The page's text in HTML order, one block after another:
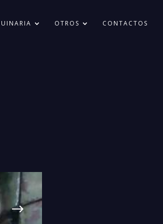
OTROS CONTACTOS